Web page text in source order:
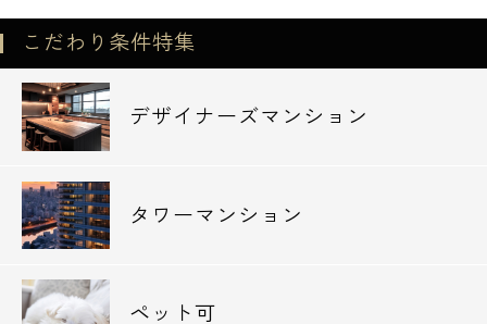
こだわり条件特集
デザイナーズマンション
タワーマンション
ペット可